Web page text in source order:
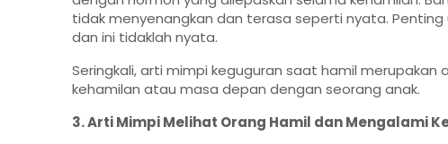
tidak menyenangkan dan terasa seperti nyata.
dan ini tidaklah nyata.
Seringkali, arti mimpi keguguran saat hamil merupakan
kehamilan atau masa depan dengan seorang anak.
3. Arti Mimpi Melihat Orang Hamil dan Mengalami